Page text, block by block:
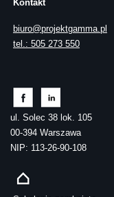
Kontakt
biuro@projektgamma.pl
tel.: 505 273 550
ul. Solec 38 lok. 105
00-394 Warszawa
NIP: 113-26-90-108